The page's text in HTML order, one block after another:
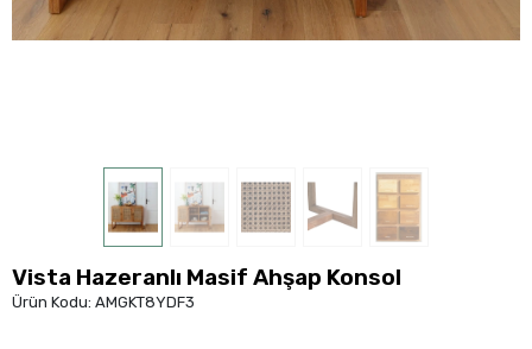
Vista Hazeranlı Masif Ahşap Konsol
Ürün Kodu: AMGKT8YDF3